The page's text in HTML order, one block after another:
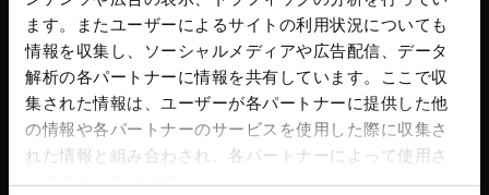
ます。またユーザーによるサイトの利用状況についても
情報を収集し、ソーシャルメディアや広告配信、データ
解析の各パートナーに情報を共有しています。ここで収
集された情報は、ユーザーが各パートナーに提供した他
の情報や各パートナーのサービスを使用した際に収集さ
れた情報と組み合わされ、各パートナーによって使用さ
れることがあります。
Scalable Hosting Solutions OÜ
登録コード: 14652605
VAT番号: EE102133820
住所: Harju maakond, Tallinn, Kesklinna linnaosa,
Vesivärava tn 50-201, 10152